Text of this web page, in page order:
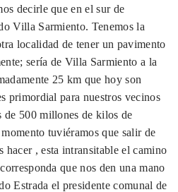
decirle que en el sur de
Villa Sarmiento. Tenemos la
localidad de tener un pavimento
sería de Villa Sarmiento a la
25 km que hoy son
primordial para nuestros vecinos
de 500 millones de kilos de
tuviéramos que salir de
hacer , esta intransitable el camino
que nos den una mano
Estrada el presidente comunal de